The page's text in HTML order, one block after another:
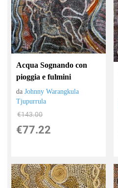
Acqua Sognando con
pioggia e fulmini
daJohnny Warangkula
Tjupurrula
€143.00
€77.22